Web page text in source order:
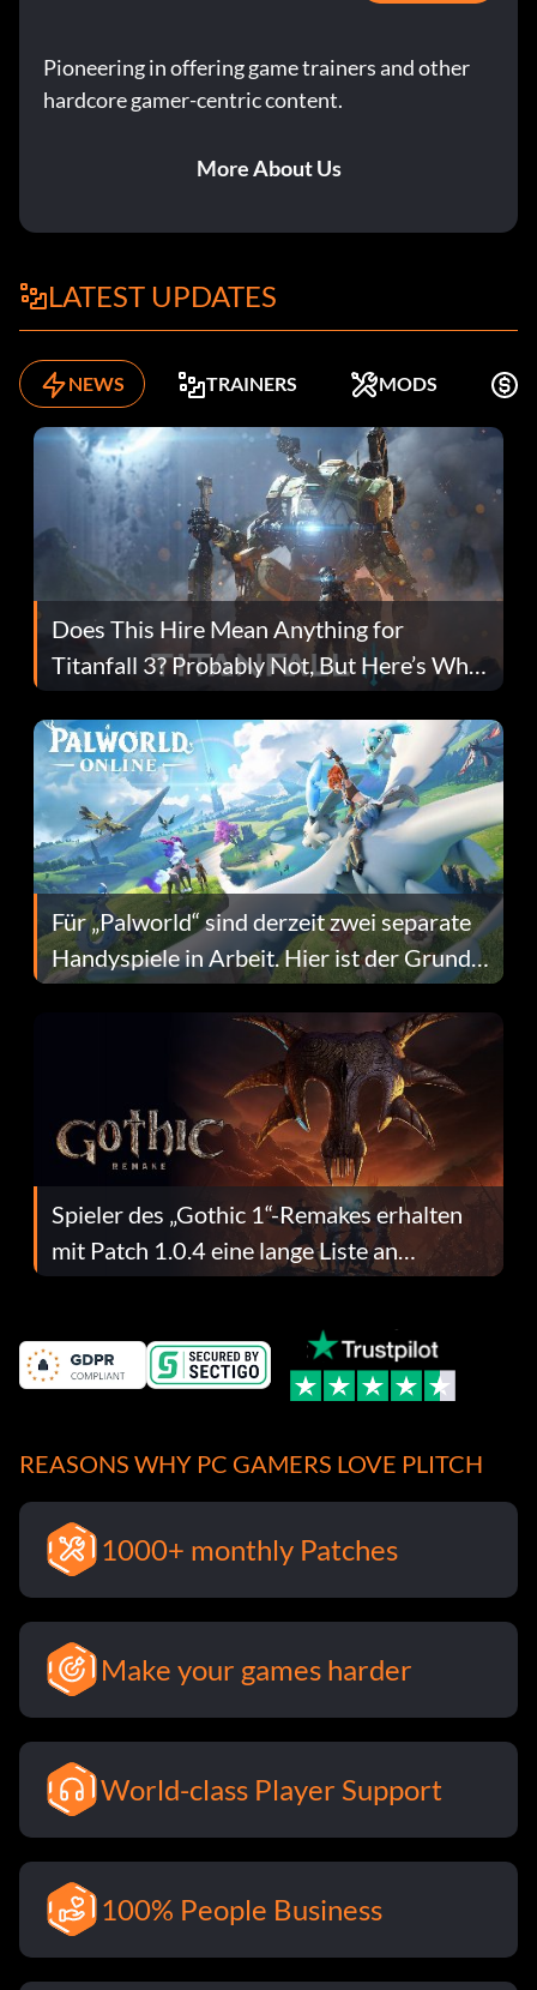
Pioneering in offering game trainers and other
hardcore gamer-centric content.
More About Us
LATEST UPDATES
NEWS TRAINERS MODS
Does This Hire Mean Anything for
Titanfall 3? Probably Not, But Here’s Why
Fans Are Hopeful
Für „Palworld“ sind derzeit zwei separate
Handyspiele in Arbeit. Hier ist der Grund
dafür.
Spieler des „Gothic 1“-Remakes erhalten
mit Patch 1.0.4 eine lange Liste an
Fehlerbehebungen
REASONS WHY PC GAMERS LOVE PLITCH
1000+ monthly Patches
Make your games harder
World-class Player Support
100% People Business